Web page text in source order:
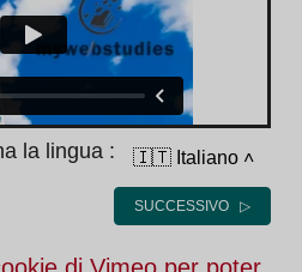
la lingua : 🇮🇹 Italiano ˄
SUCCESSIVO ▷